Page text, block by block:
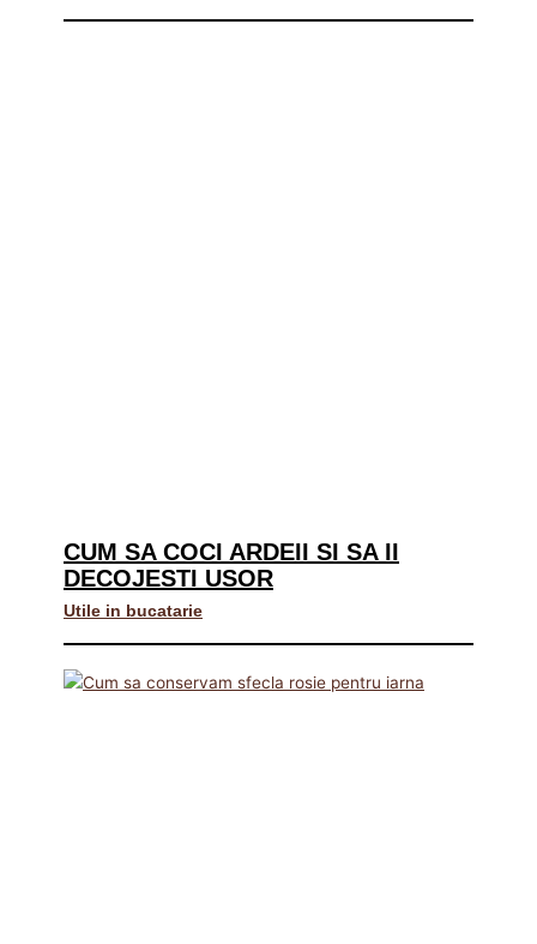
CUM SA COCI ARDEII SI SA II
DECOJESTI USOR
Utile in bucatarie